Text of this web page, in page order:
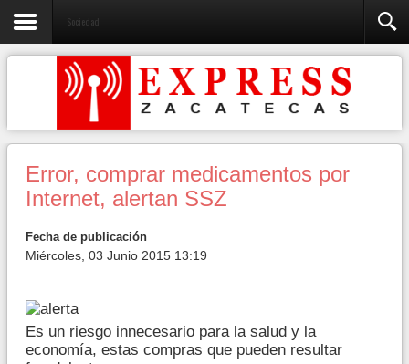
Sociedad
Error, comprar medicamentos por
Internet, alertan SSZ
Fecha de publicación
Miércoles, 03 Junio 2015 13:19
Es un riesgo innecesario para la salud y la
economía, estas compras que pueden resultar